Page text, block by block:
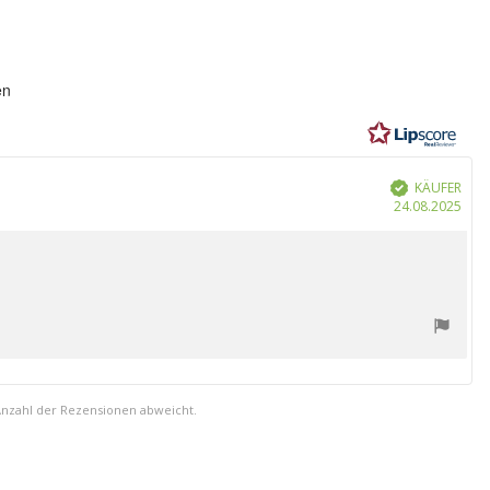
Verifiziert
KÄUFER
24.08.2025
der Rezensionen abweicht.